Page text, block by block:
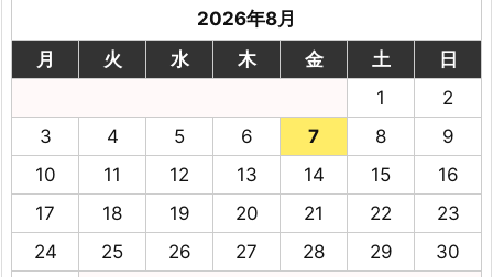
2026年8月
月
火 水 木 金 土
日
1
2
3
4 5 6 7 8
9
10
11 12 13 14 15
16
17
18 19 20 21 22
23
24
25 26 27 28 29
30